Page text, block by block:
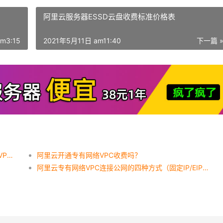
阿里云服务器ESSD云盘收费标准价格表
下一篇 »
2021年5月11日 am11:40
阿里云指定的VPC中有IPv6网关如何删除专有网络VPC？
阿里云开通专有网络VPC收费吗？
阿里云专有网络VPC连接公网的四种方式（固定IP/EIP/NAT/SLB）